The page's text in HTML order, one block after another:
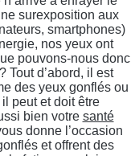
surexposition aux
smartphones)
nos yeux ont
pouvons-nous donc
Tout d’abord, il est
des yeux gonflés ou
peut et doit être
bien votre santé
donne l’occasion
et offrent des